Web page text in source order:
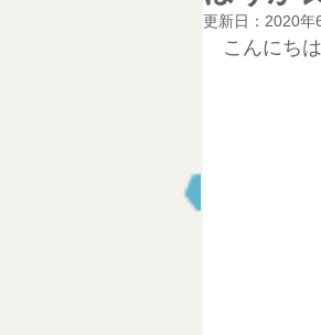
更新日： 2020年
こんにち